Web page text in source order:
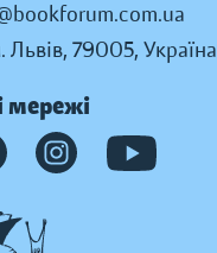
79005, Україна
мережі